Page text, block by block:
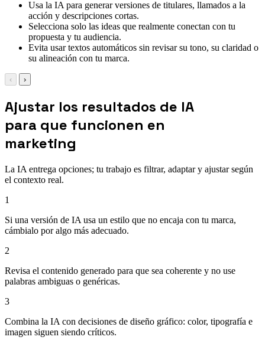
Usa la IA para generar versiones de titulares, llamados a la
acción y descripciones cortas.
Selecciona solo las ideas que realmente conectan con tu
propuesta y tu audiencia.
Evita usar textos automáticos sin revisar su tono, su claridad o
su alineación con tu marca.
‹ ›
Ajustar los resultados de IA
para que funcionen en
marketing
La IA entrega opciones; tu trabajo es filtrar, adaptar y ajustar según
el contexto real.
1
Si una versión de IA usa un estilo que no encaja con tu marca,
cámbialo por algo más adecuado.
2
Revisa el contenido generado para que sea coherente y no use
palabras ambiguas o genéricas.
3
Combina la IA con decisiones de diseño gráfico: color, tipografía e
imagen siguen siendo críticos.